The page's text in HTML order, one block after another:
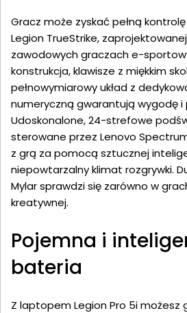
Gracz może zyskać pełną
Legion TrueStrike,
zawodowych graczach e-
konstrukcja, klawisze z miękkim
pełnowymiarowy układ z
numeryczną gwarantują wygodę i
Udoskonalone, 24-strefowe
sterowane przez Lenovo
z grą za pomocą sztucznej
niepowtarzalny klimat rozgrywki.
Mylar sprawdzi się zarówno w
kreatywnej.
Pojemna i
bateria
Z laptopem Legion Pro 5i możesz